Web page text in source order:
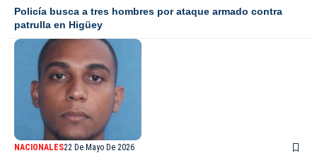
Policía busca a tres hombres por ataque armado contra
patrulla en Higüey
NACIONALES22 De Mayo De 2026